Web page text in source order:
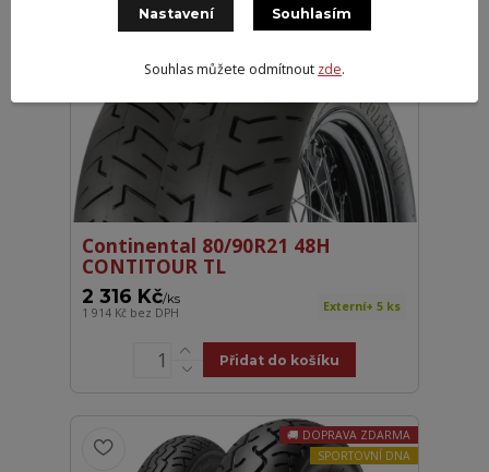
NĚMECKÁ KVALITA
Continental 80/90R21 48H
CONTITOUR TL
2 316 Kč/ks
1 914 Kč bez DPH Externí+ 5 ks
Přidat do košíku
DOPRAVA ZDARMA
SPORTOVNÍ DNA
Nastavení Souhlasím
Souhlas můžete odmítnout zde.